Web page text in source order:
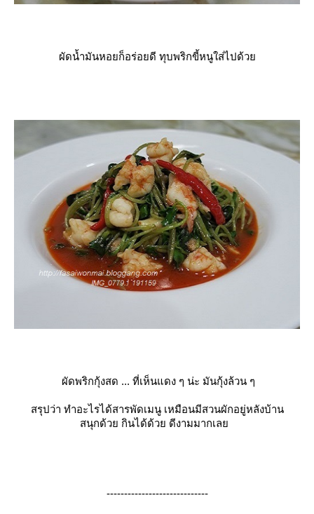
ผัดน้ำมันหอยก็อร่อยดี ทุบพริกขี้หนูใส่ไปด้ว
ผัดพริกกุ้งสด ... ที่เห็นแดง ๆ น่ะ มันกุ้งล้วน ๆ
สรุปว่า ทำอะไรได้สารพัดเมนู เหมือนมีสวนผักอยู่หลังบ้าน
สนุกด้วย กินได้ด้วย ดีงามมากเล
-----------------------------